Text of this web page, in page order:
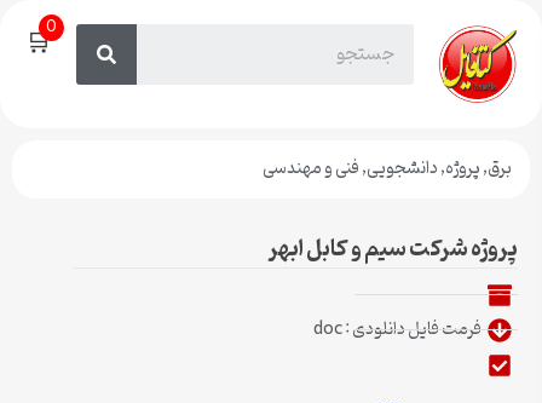
🛒0
برق,پروژه,دانشجویی,فنی و مهندسی
پروژه شركت سيم و كابل ابهر
فرمت فایل دانلودی : doc